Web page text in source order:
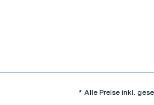
* Alle Preise inkl.